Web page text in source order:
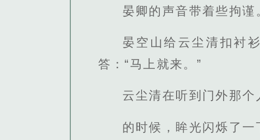
晏卿的声音带着些拘谨
晏空山给云尘清扣衬
答：“马上就来。”
云尘清在听到门外那个
的时候，眸光闪烁了一